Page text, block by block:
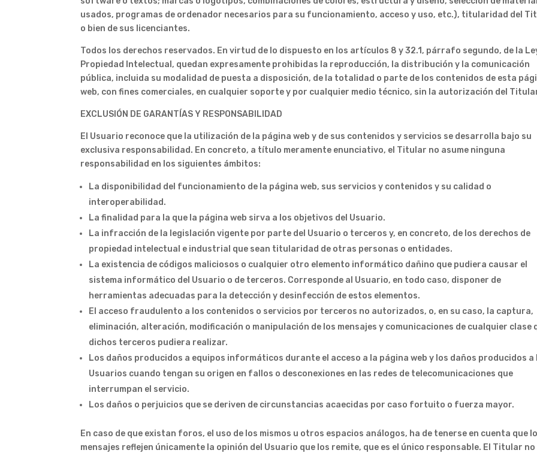
usados, programas de ordenador necesarios para su funcionamiento, acceso y uso, etc.), titularidad del
o bien de sus licenciantes.
Todos los derechos reservados. En virtud de lo dispuesto en los artículos 8 y 32.1, párrafo segundo, de la
Propiedad Intelectual, quedan expresamente prohibidas la reproducción, la distribución y la comunicación
pública, incluida su modalidad de puesta a disposición, de la totalidad o parte de los contenidos de esta
web, con fines comerciales, en cualquier soporte y por cualquier medio técnico, sin la autorización del
EXCLUSIÓN DE GARANTÍAS Y RESPONSABILIDAD
El Usuario reconoce que la utilización de la página web y de sus contenidos y servicios se desarrolla bajo su
exclusiva responsabilidad. En concreto, a título meramente enunciativo, el Titular no asume ninguna
responsabilidad en los siguientes ámbitos:
La disponibilidad del funcionamiento de la página web, sus servicios y contenidos y su calidad o
interoperabilidad.
La finalidad para la que la página web sirva a los objetivos del Usuario.
La infracción de la legislación vigente por parte del Usuario o terceros y, en concreto, de los derechos de
propiedad intelectual e industrial que sean titularidad de otras personas o entidades.
La existencia de códigos maliciosos o cualquier otro elemento informático dañino que pudiera causar el
sistema informático del Usuario o de terceros. Corresponde al Usuario, en todo caso, disponer de
herramientas adecuadas para la detección y desinfección de estos elementos.
El acceso fraudulento a los contenidos o servicios por terceros no autorizados, o, en su caso, la captura,
eliminación, alteración, modificación o manipulación de los mensajes y comunicaciones de cualquier clase
dichos terceros pudiera realizar.
Los daños producidos a equipos informáticos durante el acceso a la página web y los daños producidos a
Usuarios cuando tengan su origen en fallos o desconexiones en las redes de telecomunicaciones que
interrumpan el servicio.
Los daños o perjuicios que se deriven de circunstancias acaecidas por caso fortuito o fuerza mayor.
En caso de que existan foros, el uso de los mismos u otros espacios análogos, ha de tenerse en cuenta que
mensajes reflejen únicamente la opinión del Usuario que los remite, que es el único responsable. El Titular no